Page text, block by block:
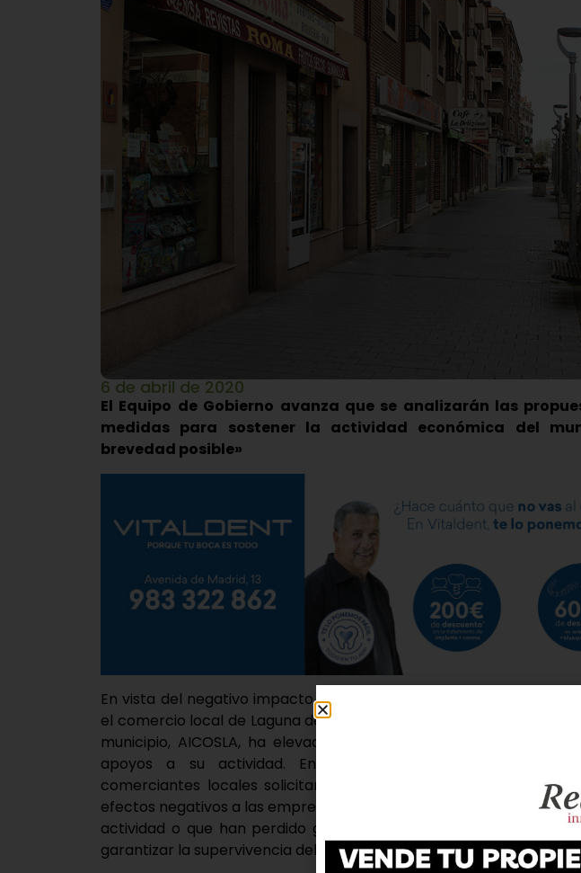
6 de abril de 2020
El Equipo de Gobierno avanza que se analizarán las
medidas para sostener la actividad económica del
brevedad posible»
En vista del negativo impacto económico que está causando la
el comercio local de Laguna de Duero, la asociación de industria,
municipio, AICOSLA, ha elevado una serie de peticiones al
apoyos a su actividad. Entre estas medidas «urgentes y
comerciantes locales solicitan medidas fiscales y de apoyo al
efectos negativos a las empresas y autónomos que se han visto
actividad o que han perdido gran parte de sus ingresos». Todo
garantizar la supervivencia del empleo y el tejido comercial de